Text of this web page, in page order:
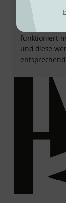
und
das System
funktioniert
und diese